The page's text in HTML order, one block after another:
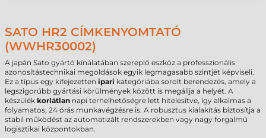
SATO HR2 CÍMKENYOMTATÓ
(WWHR30002)
A japán Sato gyártó kínálatában szereplő eszköz a professzionális
azonosítástechnikai megoldások egyik legmagasabb szintjét képviseli.
Ez a típus egy kifejezetten ipari kategóriába sorolt berendezés, amely a
legszigorúbb gyártási körülmények között is megállja a helyét. A
készülék korlátlan napi terhelhetőségre lett hitelesítve, így alkalmas a
folyamatos, 24 órás munkavégzésre is. A robusztus kialakítás biztosítja a
stabil működést az automatizált rendszerekben vagy nagy forgalmú
logisztikai központokban.